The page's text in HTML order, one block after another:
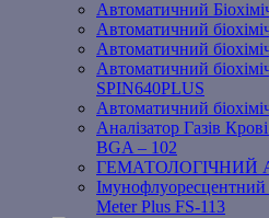
Автоматичний
Автоматичний
Автоматичний
Автоматичний
SPIN640PLUS
Автоматичний
Аналізатор Газів
BGA – 102
ГЕМАТОЛОГІЧНИЙ
Meter Plus FS-113